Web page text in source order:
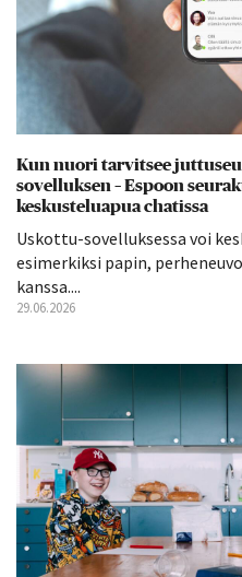
Kun nuori tarvitsee
sovelluksen – Espoon
keskusteluapua chatissa
Uskottu-sovelluksessa voi
esimerkiksi papin,
kanssa....
29.06.2026